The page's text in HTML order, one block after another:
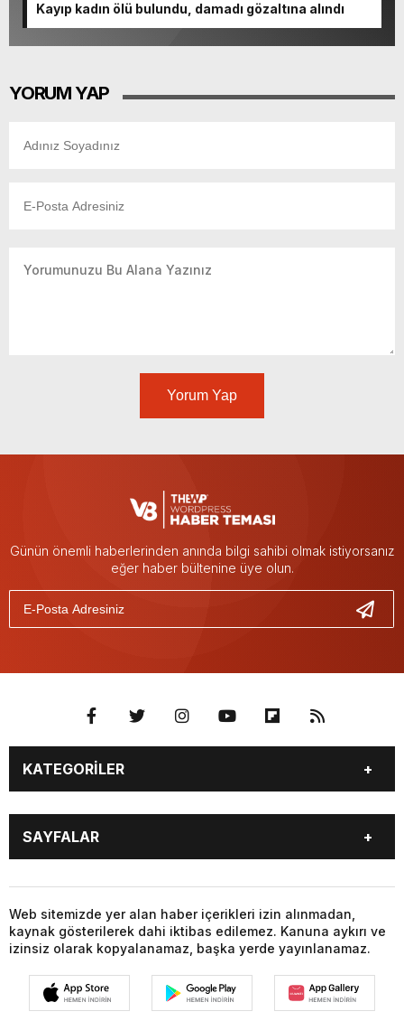
Kayıp kadın ölü bulundu, damadı gözaltına alındı
YORUM YAP
Yorum Yap
Günün önemli haberlerinden anında bilgi sahibi olmak istiyorsanız
eğer haber bültenine üye olun.
KATEGORİLER
BURÇLAR
CANLI BORSA
CANLI SONUÇLAR
COVID-19
FİKSTÜR
FİRMA EKLE
FİRMA REHBERİ
GAZETE OKU
GAZETELER
HABER GÖNDER
HAVA DURUMU
NÖBETÇİ ECZANELER
PARİTELER
POPÜLER GALERİLER
PUAN DURUMU
SAYFALAR
CANLI SONUÇLAR
CANLI TV
COVID-19
FİKSTÜR
FİRMA EKLE
FİRMA REHBERİ
GAZETE OKU
GAZETELER
HABER GÖNDER
HAVA DURUMU
Web sitemizde yer alan haber içerikleri izin alınmadan,
kaynak gösterilerek dahi iktibas edilemez. Kanuna aykırı ve
izinsiz olarak kopyalanamaz, başka yerde yayınlanamaz.